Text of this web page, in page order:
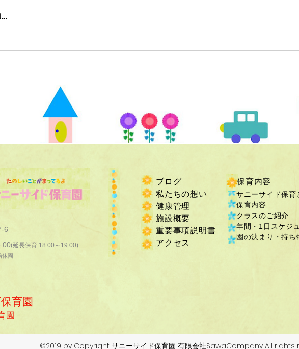
…
©2019 by Copyright サニーサイド保育園 有限会社SawaCompany All rights
6
(延長保育 18:00～19:00)
園
育園
園
ブログ
私たちの想い
健康管理
施設概要
重要事項説明書
​アクセス
保育内容
サニーサイド保育
保育内容
クラスのご紹介
年間・1日スケジ
園の決まり・持ち